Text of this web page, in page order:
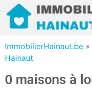
ImmobilierHainaut.be »
Hainaut
0 maisons à